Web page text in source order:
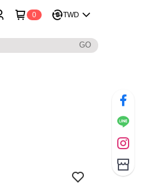
0 TWD